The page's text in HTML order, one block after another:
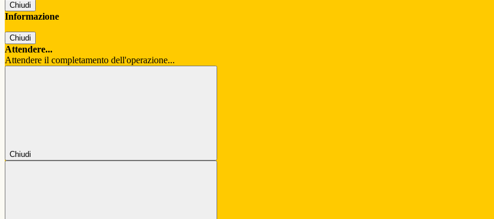
Chiudi
Informazione
Chiudi
Attendere...
Attendere il completamento dell'operazione...
Chiudi